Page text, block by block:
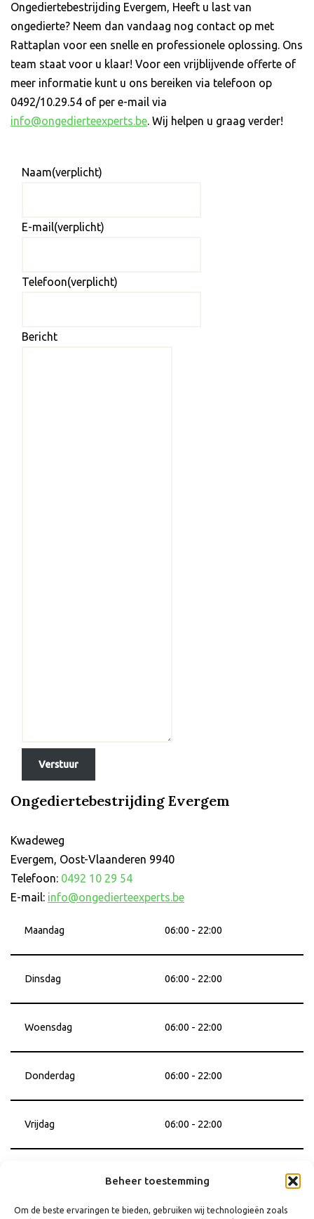
Beheer toestemming
Om de beste ervaringen te bieden, gebruiken wij technologieën zoals
Ongediertebestrijding Evergem, Heeft u last van
ongedierte? Neem dan vandaag nog contact op met
Rattaplan voor een snelle en professionele oplossing. Ons
team staat voor u klaar! Voor een vrijblijvende offerte of
meer informatie kunt u ons bereiken via telefoon op
0492/10.29.54 of per e-mail via
info@ongedierteexperts.be. Wij helpen u graag verder!
Naam(verplicht)
E-mail(verplicht)
Telefoon(verplicht)
Bericht
Verstuur
Ongediertebestrijding Evergem
Kwadeweg
Evergem, Oost-Vlaanderen 9940
Telefoon: 0492 10 29 54
E-mail: info@ongedierteexperts.be
Maandag 06:00 - 22:00
Dinsdag 06:00 - 22:00
Woensdag 06:00 - 22:00
Donderdag 06:00 - 22:00
Vrijdag 06:00 - 22:00